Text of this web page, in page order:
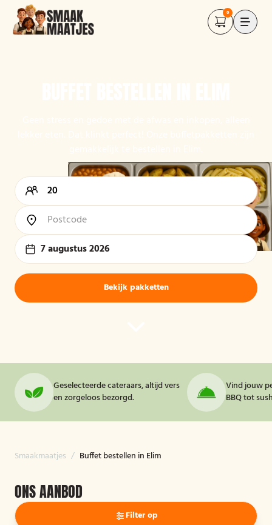
0
7 augustus 2026
Bekijk pakketten
Geselecteerde cateraars, altijd vers
en zorgeloos bezorgd.
Vind jouw
BBQ tot
Smaakmaatjes / Buffet bestellen in Elim
ONS AANBOD
Filter op